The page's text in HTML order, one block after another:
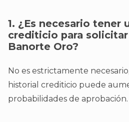
1. ¿Es necesario tener
crediticio para
Banorte Oro?
No es estrictamente
historial crediticio puede
probabilidades de aprobación.